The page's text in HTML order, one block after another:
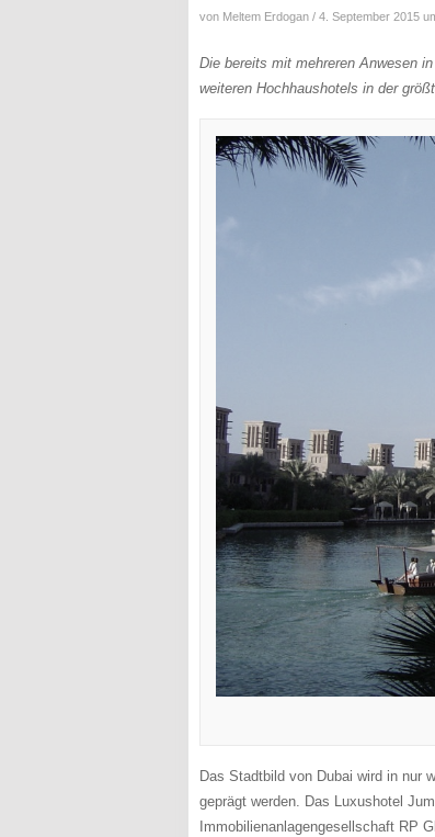
von Meltem Erdogan / 4. September 2015
Die bereits mit mehreren Anwesen
weiteren Hochhaushotels in der
Das Stadtbild von Dubai wird in nur
geprägt werden. Das Luxushotel
Immobilienanlagengesellschaft RP